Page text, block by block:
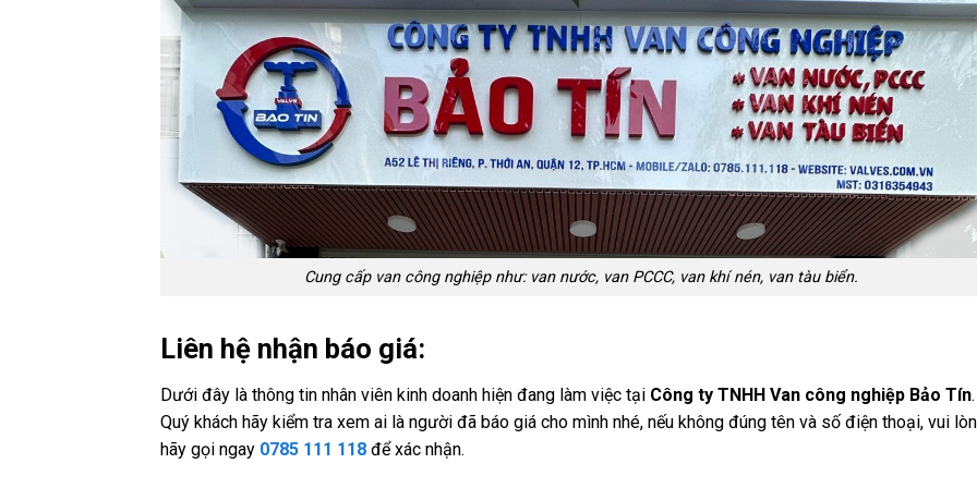
Cung cấp van công nghiệp như: van nước, van PCCC, van khí nén, van tàu biển.
Liên hệ nhận báo giá:
Dưới đây là thông tin nhân viên kinh doanh hiện đang làm việc tại Công ty TNHH Van công nghiệp Bảo Tín.
Quý khách hãy kiểm tra xem ai là người đã báo giá cho mình nhé, nếu không đúng tên và số điện thoại, vui
hãy gọi ngay 0785 111 118 để xác nhận.